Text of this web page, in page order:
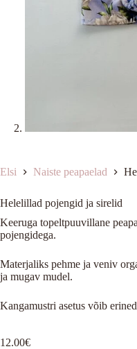
Elsi Naiste peapaelad
Helelillad pojengid ja sirelid
Keeruga topeltpuuvillane
pojengidega.
Materjaliks pehme ja veniv
ja mugav mudel.
Kangamustri asetus võib
12.00€